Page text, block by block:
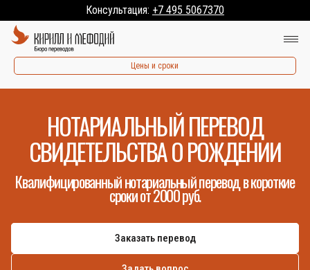
Консультация: +7 495 5067370
Цены и сроки
НОТАРИАЛЬНЫЙ ПЕРЕВОД
СВИДЕТЕЛЬСТВА О РОЖДЕНИИ
Квалифицированный нотариальный перевод в короткие
сроки от 2000 руб.
Заказать перевод